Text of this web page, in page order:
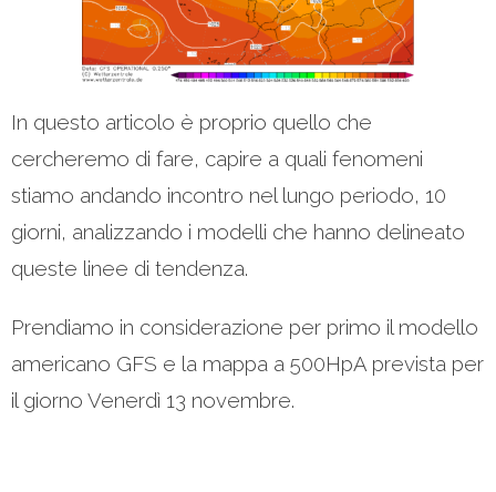
In questo articolo è proprio quello che
cercheremo di fare, capire a quali fenomeni
stiamo andando incontro nel lungo periodo, 10
giorni, analizzando i modelli che hanno delineato
queste linee di tendenza.
Prendiamo in considerazione per primo il modello
americano GFS e la mappa a 500HpA prevista per
il giorno Venerdì 13 novembre.